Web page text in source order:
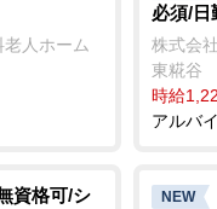
人ホーム
必須/日
株式会
東糀谷
時給
アルバ
資格可/シ
NEW